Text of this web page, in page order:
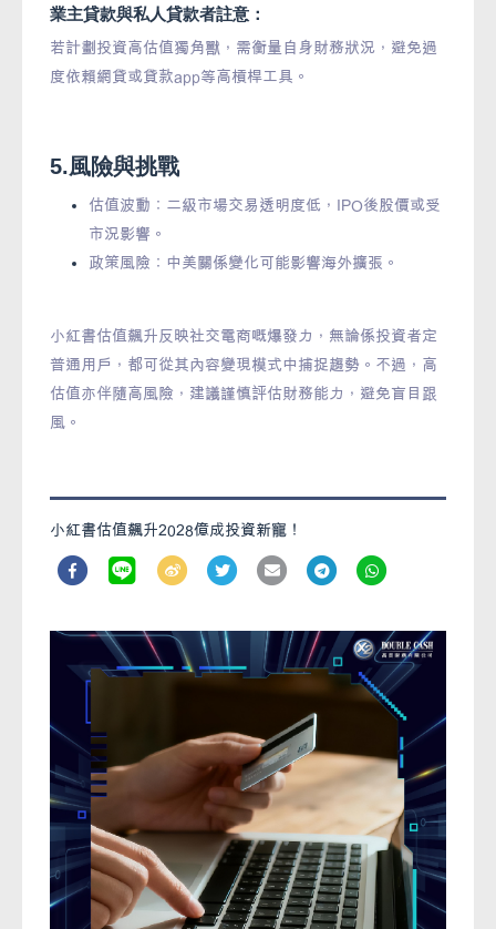
業主貸款與私人貸款者註意：
若計劃投資高估值獨角獸，需衡量自身財務狀況，避免過
度依賴網貸或貸款app等高槓桿工具。
5.風險與挑戰
估值波動：二級市場交易透明度低，IPO後股價或受
市況影響。
政策風險：中美關係變化可能影響海外擴張。
小紅書估值飆升反映社交電商嘅爆發力，無論係投資者定
普通用戶，都可從其內容變現模式中捕捉趨勢。不過，高
估值亦伴隨高風險，建議謹慎評估財務能力，避免盲目跟
風。
小紅書估值飆升2028億成投資新寵！